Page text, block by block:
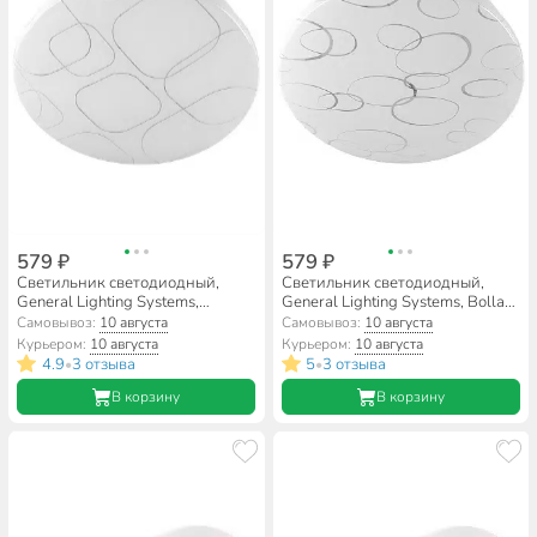
579 ₽
Светильник светодиодный,
General Lighting Systems,
Glorious-016, 18 Вт, 4000 К,
1170 Лм, IP20, 23х25.3х5.8 см,
нейтральный свет, 800248
Самовывоз: 10 августа
Курьером: 10 августа
4.9•3 отзыва
В корзину
579 ₽
Светильник светодиодный,
General Lighting Systems, Bolla-
2, 18 Вт, 6500 К, 1170 Лм, IP20,
23х25.3х5.8 см, холодный
белый, 800233
Самовывоз: 10 августа
Курьером: 10 августа
5•3 отзыва
В корзину